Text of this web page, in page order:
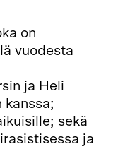
on
vuodesta
ja Heli
kanssa;
sekä
ja